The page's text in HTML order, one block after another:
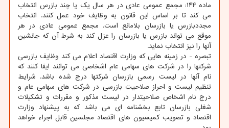
ماده ۱۴۴: مجمع عمومی عادی در هر سال یک یا چند بازرس انتخاب
می کند تا بر اساس این قانون به وظایف خود عمل کنند. انتخاب
مجددبازرس یا بازرسان بلامانع است. مجمع عمومی عادی در هر
موقع می تواند بازرس یا بازرسان را عزل کند به شرط آن که جانشین
آنها را نیز انتخاب نماید.
تبصره - در زمینه هایی که وزارت اقتصاد اعلام می کند وظایف بازرسی
شرکتها را در شرکت های سهامی عام اشخاصی می توانند ایفا کنند که
نام آنها در لیست رسمی بازرسان شرکتها درج شده باشد. شرایط
تنظیم لیست و احراز صلاحیت بازرسی در شرکت های سهامی عام و
درج نام اشخاص صلاحیتدار در لیست مذکور و مقررات و تشکیلات
شغلی بازرسان تابع بخشنامه ای می باشد که به پیشنهاد وزارت
اقتصاد و تصویب کمیسیون های اقتصاد مجلسین قابل اجراء خواهد